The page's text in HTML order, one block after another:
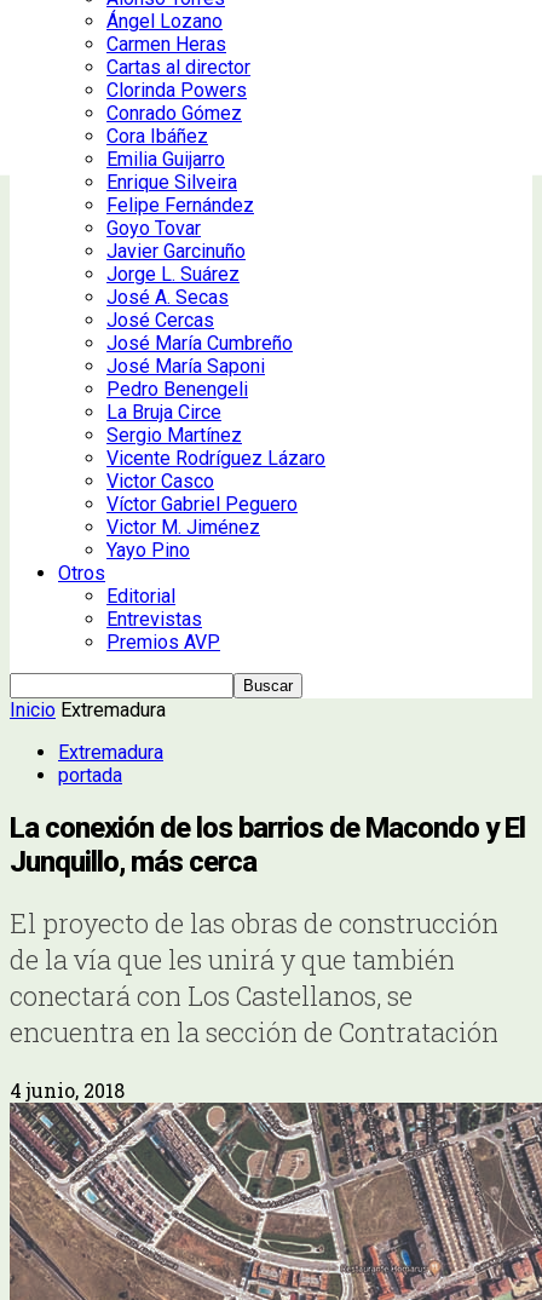
Ángel Lozano
Carmen Heras
Cartas al director
Clorinda Powers
Conrado Gómez
Cora Ibáñez
Emilia Guijarro
Enrique Silveira
Felipe Fernández
Goyo Tovar
Javier Garcinuño
Jorge L. Suárez
José A. Secas
José Cercas
José María Cumbreño
José María Saponi
Pedro Benengeli
La Bruja Circe
Sergio Martínez
Vicente Rodríguez Lázaro
Victor Casco
Víctor Gabriel Peguero
Victor M. Jiménez
Yayo Pino
Otros
Editorial
Entrevistas
Premios AVP
Inicio Extremadura
Extremadura
portada
La conexión de los barrios de Macondo y El
Junquillo, más cerca
El proyecto de las obras de construcción
de la vía que les unirá y que también
conectará con Los Castellanos, se
encuentra en la sección de Contratación
4 junio, 2018